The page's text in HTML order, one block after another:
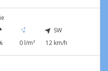
0 l/m²
SW
12 km/h